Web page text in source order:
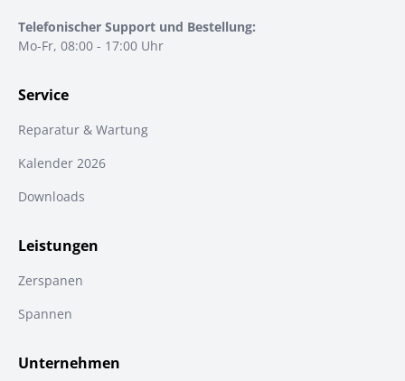
Telefonischer Support und Bestellung:
Mo-Fr, 08:00 - 17:00 Uhr
Service
Reparatur & Wartung
Kalender 2026
Downloads
Leistungen
Zerspanen
Spannen
Unternehmen